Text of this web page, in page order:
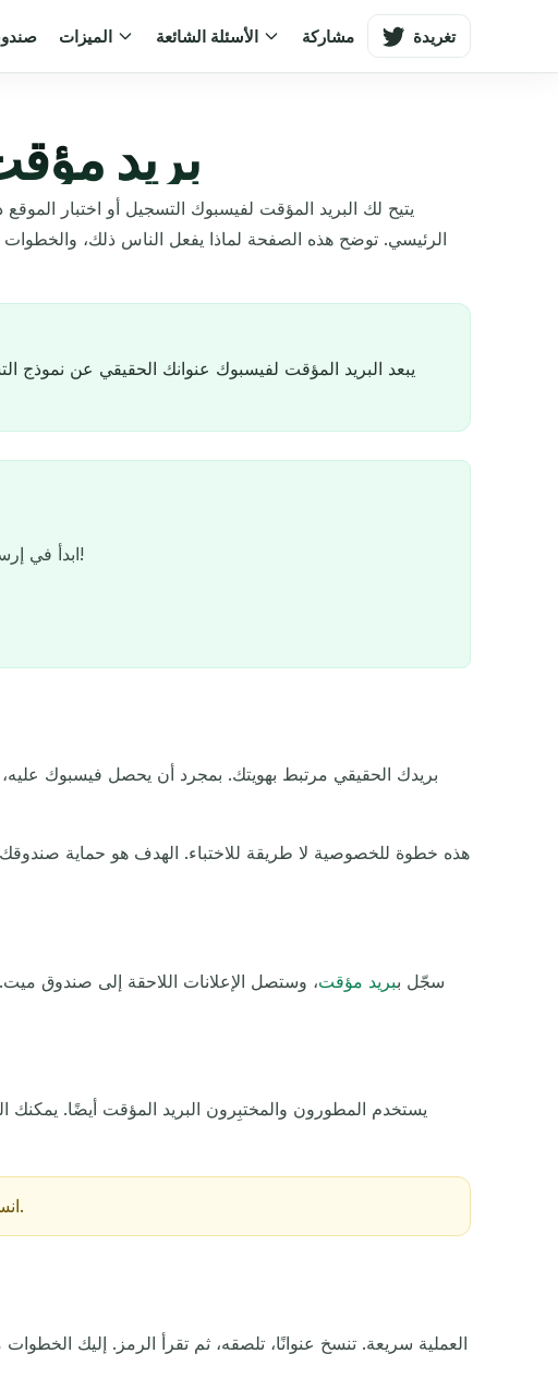
الميزات الأسئلة الشائعة مشاركة تغريدة
بريد
يتيح لك البريد المؤقت لفيسبوك التسجيل أو اختبار
الرئيسي. توضح هذه الصفحة لماذا يفعل الناس ذلك،
يبعد البريد المؤقت لفيسبوك عنوانك الحقيقي عن نموذج
ابدأ في إرسال رسائل بريد إلكتروني مجهولة في ثوانٍ - لا حاجة للتسجيل!
السريعة
بريدك الحقيقي مرتبط بهويتك. بمجرد أن يحصل فيسبوك عليه،
هذه خطوة للخصوصية لا طريقة للاختباء. الهدف هو حماية
سجّل ببريد مؤقت، وستصل الإعلانات اللاحقة إلى صندوق
يستخدم المطورون والمختبِرون البريد المؤقت أيضًا.
انسخ رمز التأكيد فور وصوله. قد ينتهي الصندوق المؤقت القصير بسرعة، وبمجرد انتهائه يختفي الرمز نهائيًا.
العملية سريعة. تنسخ عنوانًا، تلصقه، ثم تقرأ الرمز. إليك